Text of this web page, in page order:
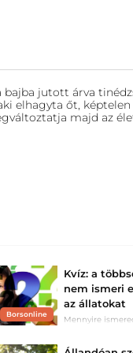
bajba jutott árva
elhagyta őt, képtelen
majd az
Borsonline
Kvíz: a
nem ismeri
az állatokat
Mennyire